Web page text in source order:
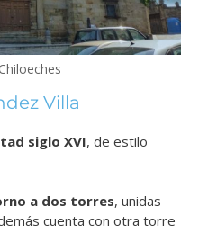
Villa
siglo XVI, de estilo
a dos torres, unidas
cuenta con otra torre